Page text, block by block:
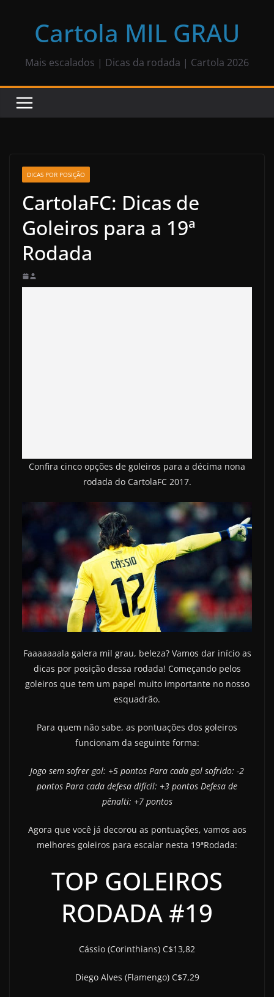
Cartola MIL GRAU
Mais escalados | Dicas da rodada | Cartola 2026
DICAS POR POSIÇÃO
CartolaFC: Dicas de
Goleiros para a 19ª
Rodada
Confira cinco opções de goleiros para a décima nona
rodada do CartolaFC 2017.
Faaaaaaala galera mil grau, beleza? Vamos dar início as
dicas por posição dessa rodada! Começando pelos
goleiros que tem um papel muito importante no nosso
esquadrão.
Para quem não sabe, as pontuações dos goleiros
funcionam da seguinte forma:
Jogo sem sofrer gol: +5 pontos Para cada gol sofrido: -2
pontos Para cada defesa difícil: +3 pontos Defesa de
pênalti: +7 pontos
Agora que você já decorou as pontuações, vamos aos
melhores goleiros para escalar nesta 19ªRodada:
TOP GOLEIROS
RODADA #19
Cássio (Corinthians) C$13,82
Diego Alves (Flamengo) C$7,29